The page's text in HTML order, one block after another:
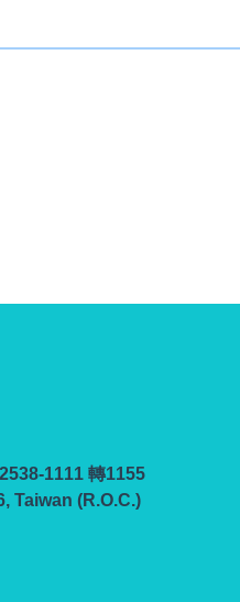
1111 轉1155
Taiwan (R.O.C.)